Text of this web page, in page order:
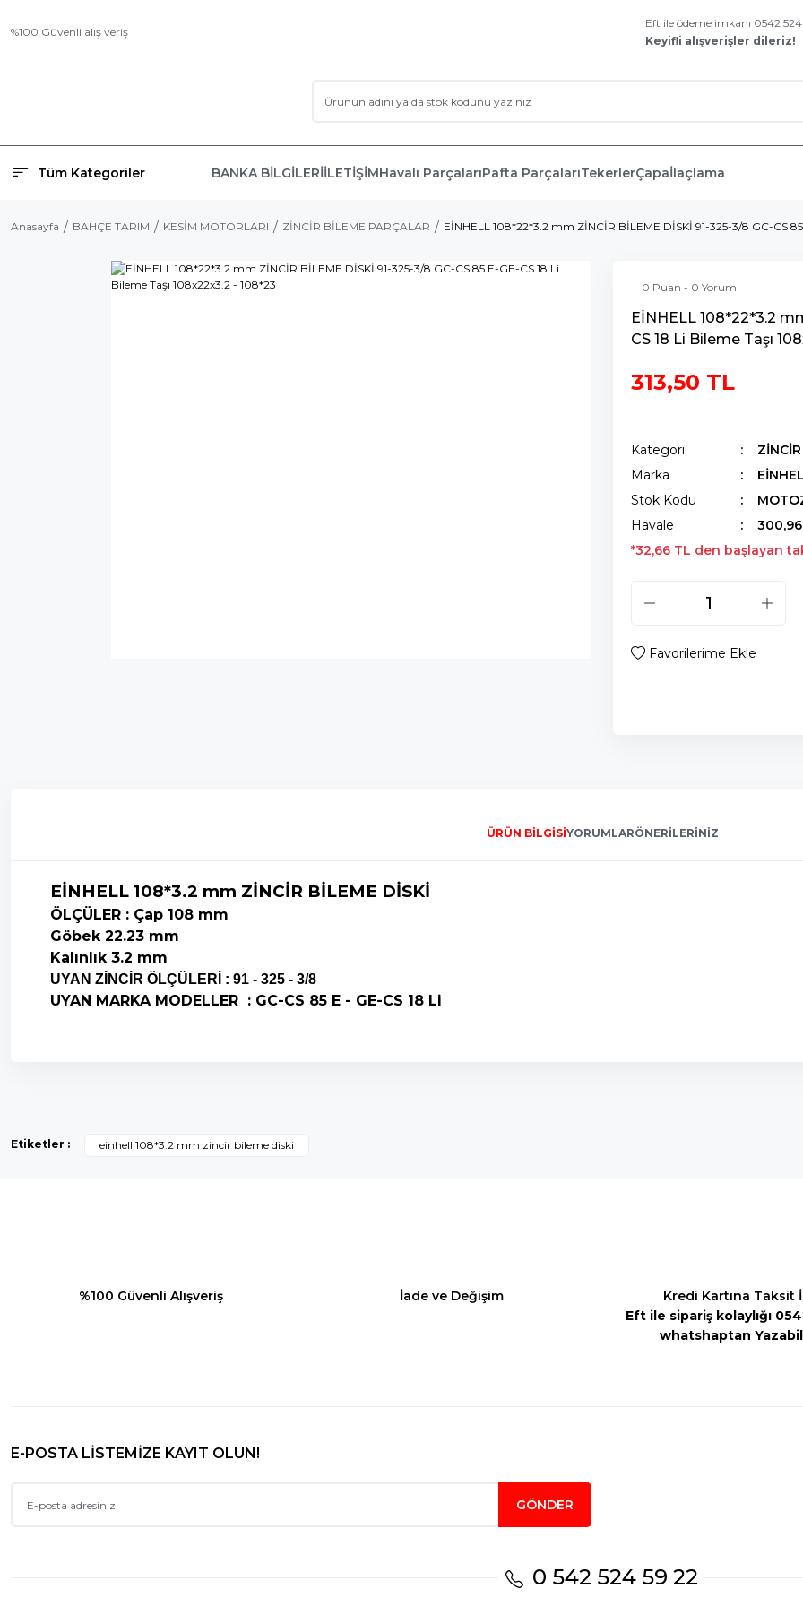
%100 Güvenli alış veriş
Eft ile ödeme imkanı 0542
Keyifli alışverişler dileriz!
Tüm Kategoriler BANKA BİLGİLERİİLETİŞİMHavalı ParçalarıPafta ParçalarıTekerlerÇapaİlaçlama
Anasayfa BAHÇE TARIM KESİM MOTORLARI ZİNCİR BİLEME PARÇALAR EİNHELL 108*22*3.2 mm ZİNCİR BİLEME DİSKİ 91-325-3/8 GC-CS
0 Puan - 0 Yorum
EİNHELL 108*22*3.2
CS 18 Li Bileme Taşı
313,50 TL
Kategori
Marka
Stok Kodu
Havale
*32,66 TL den başlayan
ÜRÜN BILGISIYORUMLARÖNERILERINIZ
EİNHELL 108*3.2 mm ZİNCİR BİLEME DİSKİ
ÖLÇÜLER : Çap 108 mm
Göbek 22.23 mm
Kalınlık 3.2 mm
UYAN ZİNCİR ÖLÇÜLERİ : 91 - 325 - 3/8
UYAN MARKA MODELLER : GC-CS 85 E - GE-CS 18 Li
Ürün resmi kalitesiz, bozuk veya görüntülenemiyor.
Etiketler : einhell 108*3.2 mm zincir bileme diski
%100 Güvenli Alışveriş İade ve Değişim
Kredi Kartına Taksit
Eft ile sipariş kolaylığı
whatshaptan
E-POSTA LİSTEMİZE KAYIT OLUN!
GÖNDER
0 542 524 59 22